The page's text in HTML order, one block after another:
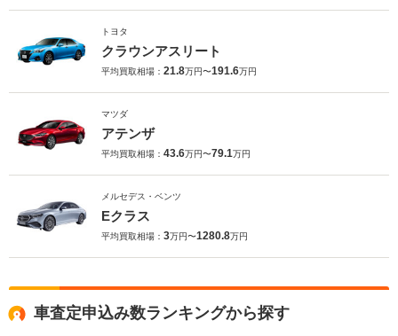
トヨタ
クラウンアスリート
平均買取相場： 21.8万円〜191.6万円
マツダ
アテンザ
平均買取相場： 43.6万円〜79.1万円
メルセデス・ベンツ
Eクラス
平均買取相場： 3万円〜1280.8万円
車査定申込み数ランキングから探す